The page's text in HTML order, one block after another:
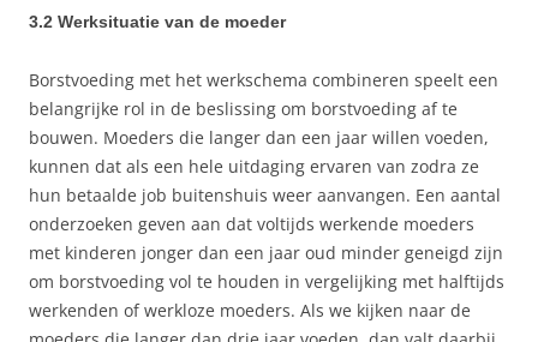
3.2 Werksituatie van de moeder
Borstvoeding met het werkschema combineren speelt een
belangrijke rol in de beslissing om borstvoeding af te
bouwen. Moeders die langer dan een jaar willen voeden,
kunnen dat als een hele uitdaging ervaren van zodra ze
hun betaalde job buitenshuis weer aanvangen. Een aantal
onderzoeken geven aan dat voltijds werkende moeders
met kinderen jonger dan een jaar oud minder geneigd zijn
om borstvoeding vol te houden in vergelijking met halftijds
werkenden of werkloze moeders. Als we kijken naar de